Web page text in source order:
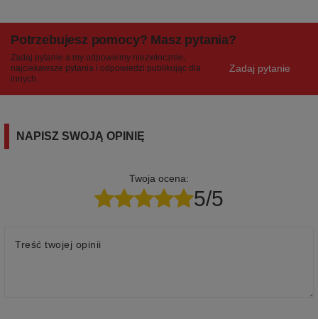
Potrzebujesz pomocy? Masz pytania?
Zadaj pytanie a my odpowiemy niezwłocznie,
najciekawsze pytania i odpowiedzi publikując dla
innych.
Zadaj pytanie
NAPISZ SWOJĄ OPINIĘ
Twoja ocena:
5/5
Treść twojej opinii